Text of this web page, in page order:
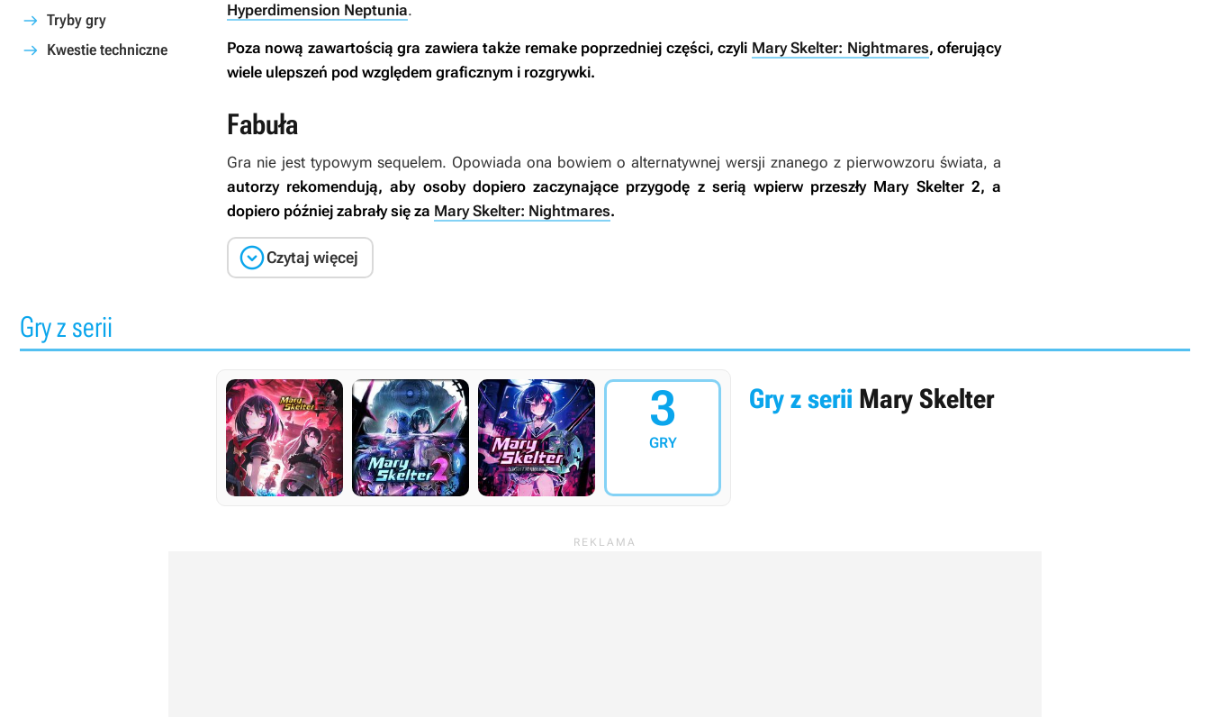
Tryby gry
Kwestie techniczne
Hyperdimension Neptunia.
Poza nową zawartością gra zawiera także remake poprzedniej części, czyli Mary Skelter: Nightmares, oferujący
wiele ulepszeń pod względem graficznym i rozgrywki.
Fabuła
Gra nie jest typowym sequelem. Opowiada ona bowiem o alternatywnej wersji znanego z pierwowzoru świata, a
autorzy rekomendują, aby osoby dopiero zaczynające przygodę z serią wpierw przeszły Mary Skelter 2, a
dopiero później zabrały się za Mary Skelter: Nightmares.
Czytaj więcej
Gry z serii
3
GRY
Gry z serii Mary Skelter